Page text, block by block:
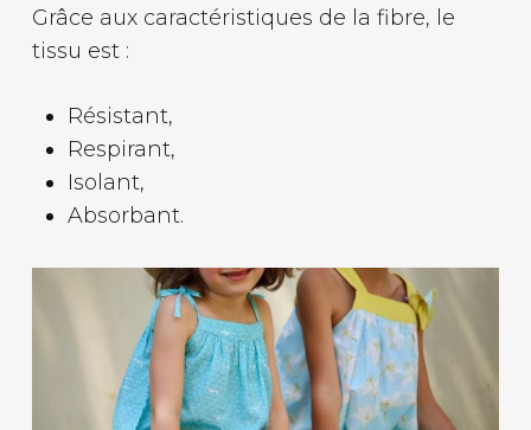
Grâce aux caractéristiques de la fibre, le
tissu est :
Résistant,
Respirant,
Isolant,
Absorbant.